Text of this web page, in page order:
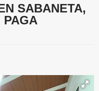
SABANETA,
PAGA